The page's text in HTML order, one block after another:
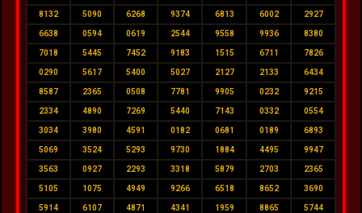
8132 5090 6268 9374 6813 6002 2927
6638 0594 0619 2544 9558 9936 8380
7018 5445 7452 9183 1515 6711 7826
0290 5617 5400 5027 2127 2133 6434
8587 2365 0508 7781 9905 0232 9215
2334 4890 7269 5440 7143 0332 0554
3034 3980 4591 0182 0681 0189 6893
5069 3524 5293 9730 1884 4495 9947
3563 0927 2293 3318 5879 2703 2365
5105 1075 4949 9266 6518 8652 3690
5914 6107 4871 4341 1959 8865 5744